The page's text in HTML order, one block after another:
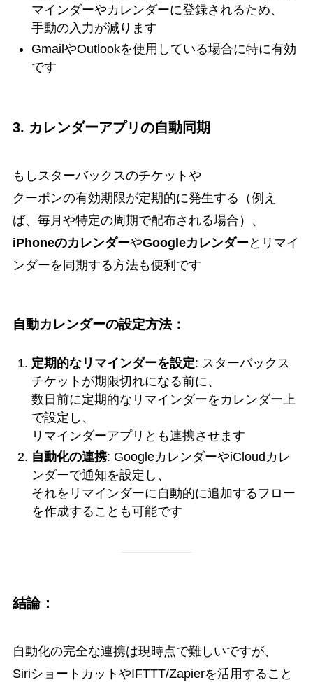
マインダーやカレンダーに登録されるため、
手動の入力が減ります
GmailやOutlookを使用している場合に特に有効
です
3. カレンダーアプリの自動同期
もしスターバックスのチケットや
クーポンの有効期限が定期的に発生する（例え
ば、毎月や特定の周期で配布される場合）、
iPhoneのカレンダーやGoogleカレンダーとリマイ
ンダーを同期する方法も便利です
自動カレンダーの設定方法：
定期的なリマインダーを設定: スターバックス
チケットが期限切れになる前に、
数日前に定期的なリマインダーをカレンダー上
で設定し、
リマインダーアプリとも連携させます
自動化の連携: GoogleカレンダーやiCloudカレ
ンダーで通知を設定し、
それをリマインダーに自動的に追加するフロー
を作成することも可能です
結論：
自動化の完全な連携は現時点で難しいですが、
SiriショートカットやIFTTT/Zapierを活用すること